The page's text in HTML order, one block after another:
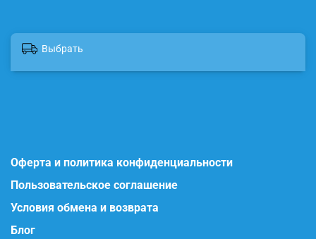
Выбрать
Оферта и политика конфиденциальности
Пользовательское соглашение
Условия обмена и возврата
Блог